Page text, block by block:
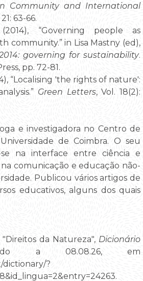
Community and International
21: 63-66.
“Governing people as
community.” in Lisa Mastny (ed),
governing for sustainability.
pp. 72-81.
“Localising 'the rights of nature':
Green Letters, Vol. 18(2):
e investigadora no Centro de
de Coimbra. O seu
se na interface entre ciência e
comunicação e educação não-
Publicou vários artigos de
educativos, alguns dos quais
"Direitos da Natureza", Dicionário
a 08.08.26, em
dictionary/?